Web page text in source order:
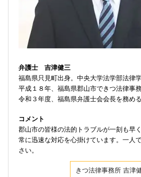
弁護士 吉津健三
福島県只見町出身。中央大学法学部法律学
平成１８年、福島県郡山市できつ法律事務
令和３年度、福島県弁護士会会長を務める
コメント
郡山市の皆様の法的トラブルが一刻も早
常に迅速な対応を心掛けています。一人
さい。
きつ法律事務所 吉津